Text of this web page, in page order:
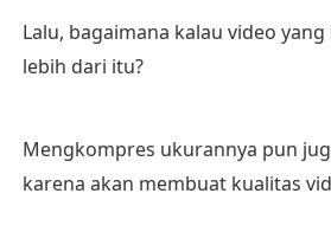
Lalu, bagaimana kalau video
lebih dari itu?
Mengkompres ukurannya pun
karena akan membuat kualitas